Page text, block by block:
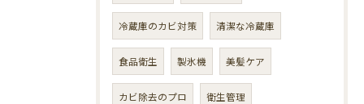
冷蔵庫のカビ対策 清潔な冷蔵庫
食品衛生 製氷機 美髪ケア
カビ除去のプロ 衛生管理